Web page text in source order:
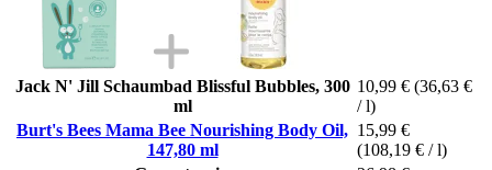
Jack N' Jill Schaumbad Blissful Bubbles, 300
ml
10,99 € (36,63 €
/ l)
Burt's Bees Mama Bee Nourishing Body Oil,
147,80 ml
15,99 €
(108,19 € / l)